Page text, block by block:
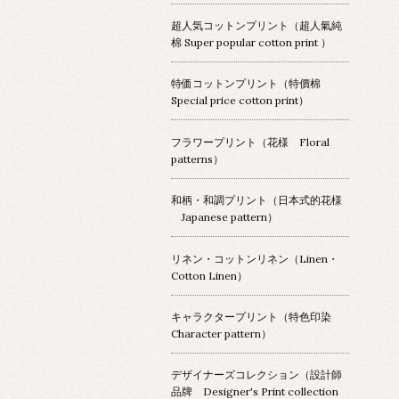
超人気コットンプリント（超人氣純
棉 Super popular cotton print ）
特価コットンプリント（特價棉
Special price cotton print）
フラワープリント（花様 Floral
patterns）
和柄・和調プリント（日本式的花様
Japanese pattern）
リネン・コットンリネン（Linen・
Cotton Linen）
キャラクタープリント（特色印染
Character pattern）
デザイナーズコレクション（設計師
品牌 Designer's Print collection